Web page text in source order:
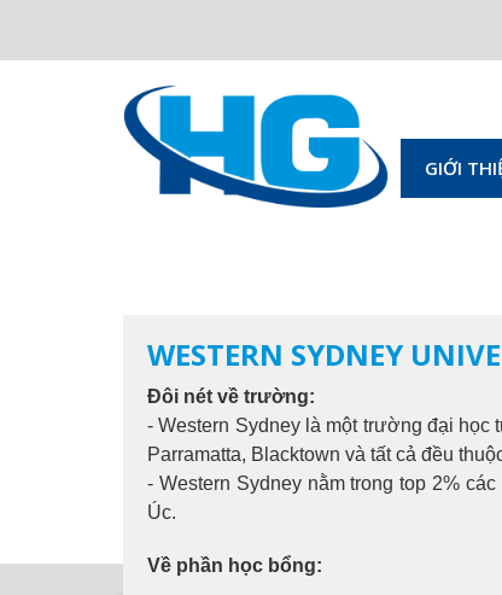
GIỚI
WESTERN SYDNEY
Đôi nét về trường:
- Western Sydney là một trường đại học
Parramatta, Blacktown và tất cả đều
- Western Sydney nằm trong top 2%
Úc.
Về phần học bổng: